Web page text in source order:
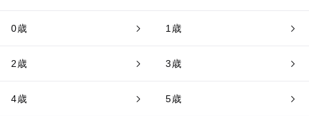
0歳 1歳
2歳 3歳
4歳 5歳